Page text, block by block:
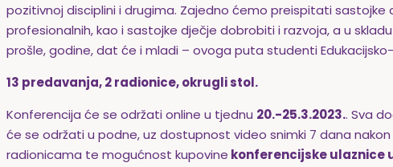
pozitivnoj disciplini i drugima. Zajedno ćemo preispitati
profesionalnih, kao i sastojke dječje dobrobiti i razvoja, a u
prošle, godine, dat će i mladi – ovoga puta studenti
13 predavanja, 2 radionice, okrugli stol.
Konferencija će se održati online u tjednu 20.-25.3.2023.. Sva
će se održati u podne, uz dostupnost video snimki 7 dana
radionicama te mogućnost kupovine konferencijske ulaznice